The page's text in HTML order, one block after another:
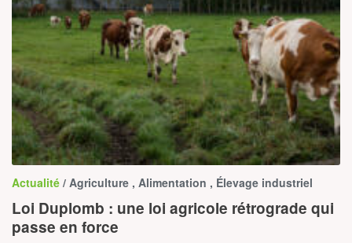
Actualité / Agriculture , Alimentation , Élevage industriel
Loi Duplomb : une loi agricole rétrograde qui
passe en force